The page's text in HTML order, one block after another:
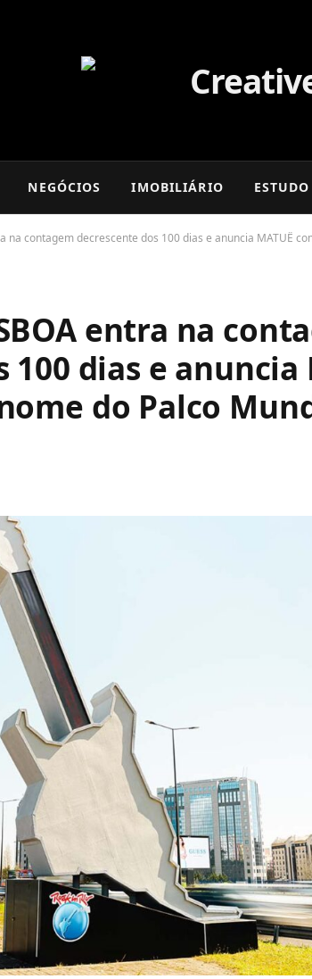
NEGÓCIOS IMOBILIÁRIO ESTUDO
na contagem decrescente dos 100 dias e anuncia MATUÊ
entra na
dias e anuncia
do Palco